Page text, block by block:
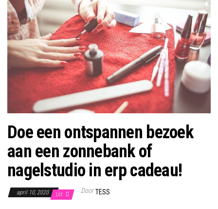
Doe een ontspannen bezoek
aan een zonnebank of
nagelstudio in erp cadeau!
april 10, 2020 Uit Door TESS